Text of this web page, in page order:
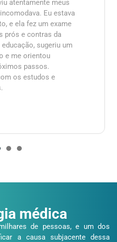
atentamente meus
Eu estava
e ela fez um exame
prós e contras da
sugeriu um
e me orientou
passos.
os estudos e
médica
de pessoas, e um dos
a causa subjacente dessa